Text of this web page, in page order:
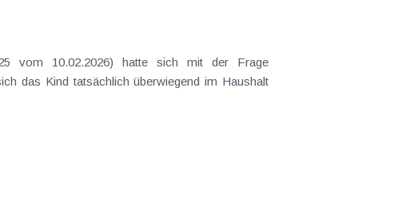
vom 10.02.2026) hatte sich mit der Frage
das Kind tatsächlich überwiegend im Haushalt